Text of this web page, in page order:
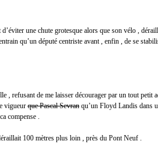
une chute grotesque alors que son vélo ,
qu’un député centriste avant , enfin , de se
, refusant de me laisser décourager par un tout petit
vigueur que Pascal Sevran qu’un Floyd Landis dans
compense .
100 mètres plus loin , près du Pont Neuf .